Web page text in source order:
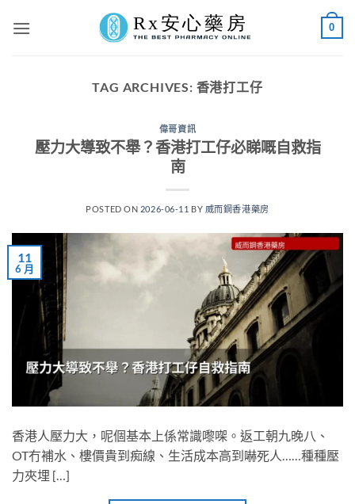
0
TAG ARCHIVES: 香港打工仔
偉哥資訊
壓力大導致不舉？香港打工仔必睇嘅自救指
南
POSTED ON 2026-06-11 BY 威而鋼香港藥房
11
6 月
香港人壓力大，呢個基本上係常識嚟㗎。返工朝九晚八、
OT冇補水、樓價貴到痴線、生活成本高到嚇死人……種種壓
力夾埋 […]